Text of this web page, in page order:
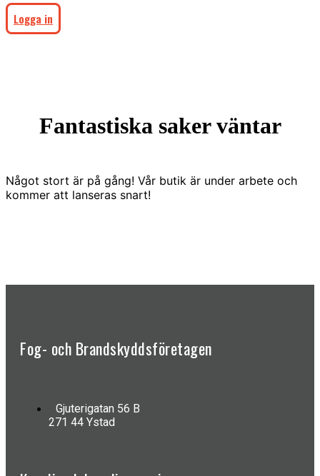
Logga in
Fantastiska saker väntar
Något stort är på gång! Vår butik är under arbete och
kommer att lanseras snart!
Fog- och Brandskyddsföretagen
Gjuterigatan 56 B
271 44 Ystad